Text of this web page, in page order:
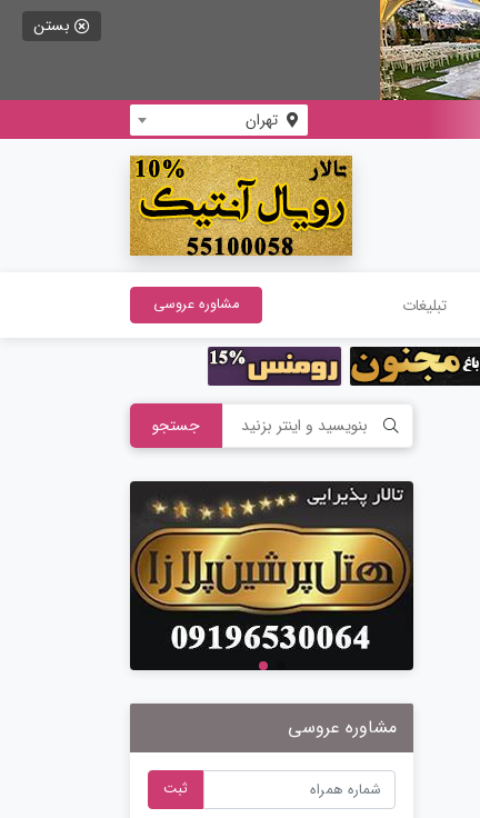
بستن
تهران
تبلیغات مشاوره عروسی
جستجو
مشاوره عروسی
ثبت